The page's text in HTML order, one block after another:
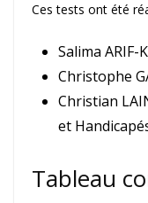
Ces tests ont été
Salima ARIF-
Christophe
Christian
et
Tableau